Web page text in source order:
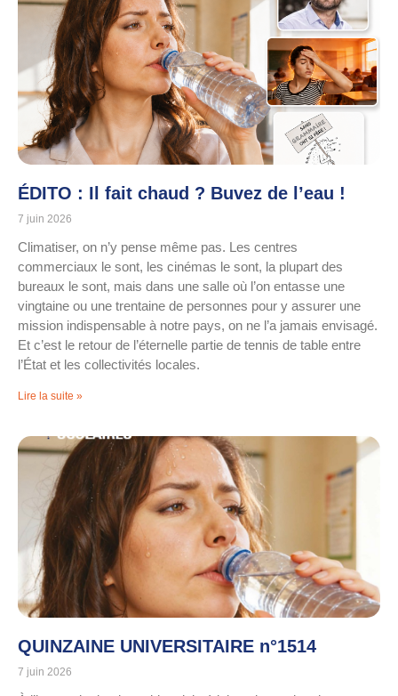
ÉDITO : Il fait chaud ? Buvez de l’eau !
7 juin 2026
Climatiser, on n’y pense même pas. Les centres
commerciaux le sont, les cinémas le sont, la plupart des
bureaux le sont, mais dans une salle où l’on entasse une
vingtaine ou une trentaine de personnes pour y assurer une
mission indispensable à notre pays, on ne l’a jamais envisagé.
Et c’est le retour de l’éternelle partie de tennis de table entre
l’État et les collectivités locales.
Lire la suite »
QUINZAINE UNIVERSITAIRE n°1514
7 juin 2026